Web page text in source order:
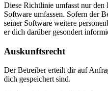
Diese Richtlinie umfasst nur
Software umfassen. Sofern der
seiner Software weitere
er dich darüber gesondert
Auskunftsrecht
Der Betreiber erteilt dir auf
dich gespeichert sind.